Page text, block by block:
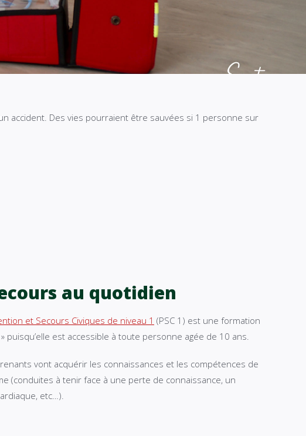
accident. Des vies pourraient être sauvées si 1 personne sur
au quotidien
et Secours Civiques de niveau 1 (PSC 1) est une formation
puisqu’elle est accessible à toute personne agée de 10 ans.
vont acquérir les connaissances et les compétences de
(conduites à tenir face à une perte de connaissance, un
etc…).